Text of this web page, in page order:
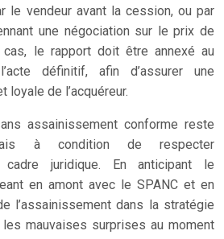
le vendeur avant la cession, ou par
une négociation sur le prix de
le rapport doit être annexé au
définitif, afin d’assurer une
loyale de l’acquéreur.
assainissement conforme reste
à condition de respecter
cadre juridique. En anticipant le
en amont avec le SPANC et en
l’assainissement dans la stratégie
mauvaises surprises au moment